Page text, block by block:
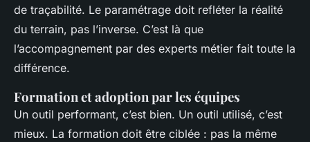
de traçabilité. Le paramétrage doit refléter la réalité
du terrain, pas l’inverse. C’est là que
l’accompagnement par des experts métier fait toute la
différence.
Formation et adoption par les équipes
Un outil performant, c’est bien. Un outil utilisé, c’est
mieux. La formation doit être ciblée : pas la même